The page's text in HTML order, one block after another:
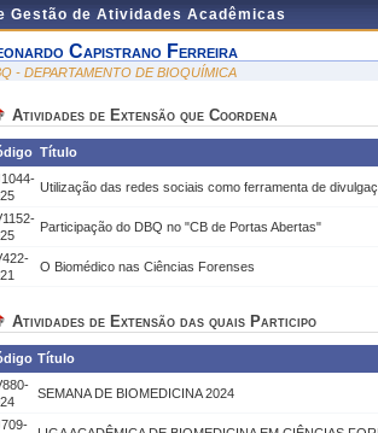
Gestão de Atividades Acadêmicas
Capistrano Ferreira
- DEPARTAMENTO DE BIOQUÍMICA
Atividades de Extensão que Coordena
Título
Utilização das redes sociais como ferramenta de
Participação do DBQ no "CB de Portas Abertas"
O Biomédico nas Ciências Forenses
Atividades de Extensão das quais Participo
Título
SEMANA DE BIOMEDICINA 2024